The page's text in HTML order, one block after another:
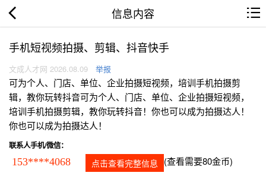
信息内容
手机短视频拍摄、剪辑、抖音快手
文成人才网 2026.08.09 举报
可为个人、门店、单位、企业拍摄短视频，培训手机拍摄剪
辑，教你玩转抖音可为个人、门店、单位、企业拍摄短视频，
培训手机拍摄剪辑，教你玩转抖音！你也可以成为拍摄达人！
你也可以成为拍摄达人！
联系人手机/微信：
153****4068 点击查看完整信息 (查看需要80金币)